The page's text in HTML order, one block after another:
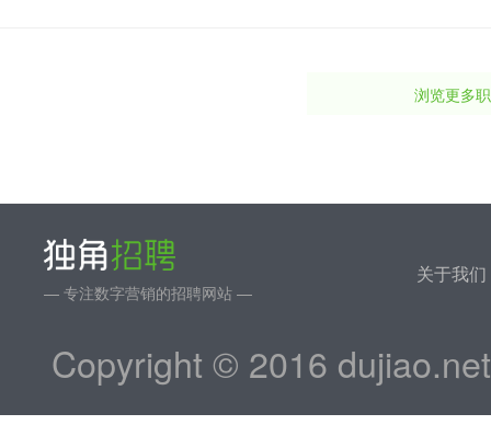
浏览更多
— 专注数字营销的招聘网站 —
关于我们
Copyright © 2016